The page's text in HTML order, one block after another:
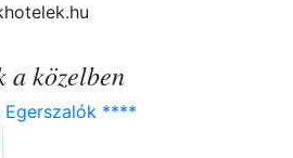
a közelben
****